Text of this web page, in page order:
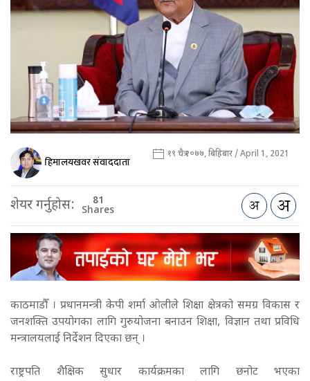
हिमालयखवर संवाददाता १९ चैत्र २०७७, बिहिबार / April 1, 2021
शेयर गर्नुहोस: 81
Shares
काठमाडौँ । प्रधानमन्त्री केपी शर्मा ओलीले शिक्षा क्षेत्रको समग्र विकास र
जनशक्ति उपयोगका लागि गुरुयोजना बनाउन शिक्षा, विज्ञान तथा प्रविधि
मन्त्रालयलाई निर्देशन दिएका छन् ।
राष्ट्रपति शैक्षिक सुधार कार्यक्रमका लागि छनोट भएका